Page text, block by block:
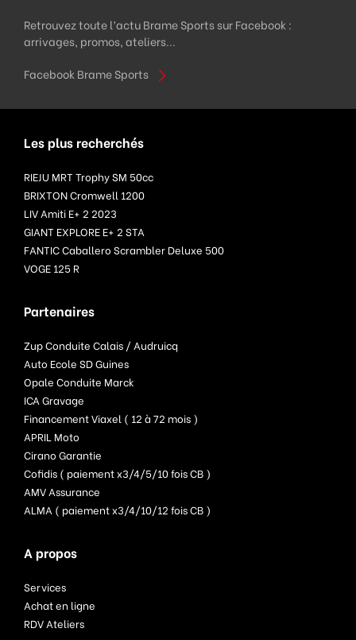
Retrouvez toute l’actu Brame Sports sur Facebook :
arrivages, promos, ateliers...
Facebook Brame Sports
Les plus recherchés
RIEJU MRT Trophy SM 50cc
BRIXTON Cromwell 1200
LIV Amiti E+ 2 2023
GIANT EXPLORE E+ 2 STA
FANTIC Caballero Scrambler Deluxe 500
VOGE 125 R
Partenaires
Zup Conduite Calais / Audruicq
Auto Ecole SD Guines
Opale Conduite Marck
ICA Gravage
Financement Viaxel ( 12 à 72 mois )
APRIL Moto
Cirano Garantie
Cofidis ( paiement x3/4/5/10 fois CB )
AMV Assurance
ALMA ( paiement x3/4/10/12 fois CB )
A propos
Services
Achat en ligne
RDV Ateliers